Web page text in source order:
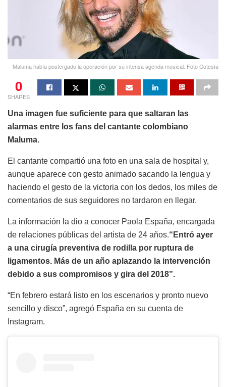
Maluma había postergado la operación por su intensa agenda musical. Foto Cotesía
0
SHARES
Una imagen fue suficiente para que saltaran las
alarmas entre los fans del cantante colombiano
Maluma.
El cantante compartió una foto en una sala de hospital y,
aunque aparece con gesto animado sacando la lengua y
haciendo el gesto de la victoria con los dedos, los miles de
comentarios de sus seguidores no tardaron en llegar.
La información la dio a conocer Paola España, encargada
de relaciones públicas del artista de 24 años.“Entró ayer
a una cirugía preventiva de rodilla por ruptura de
ligamentos. Más de un año aplazando la intervención
debido a sus compromisos y gira del 2018”.
“En febrero estará listo en los escenarios y pronto nuevo
sencillo y disco”, agregó España en su cuenta de
Instagram.